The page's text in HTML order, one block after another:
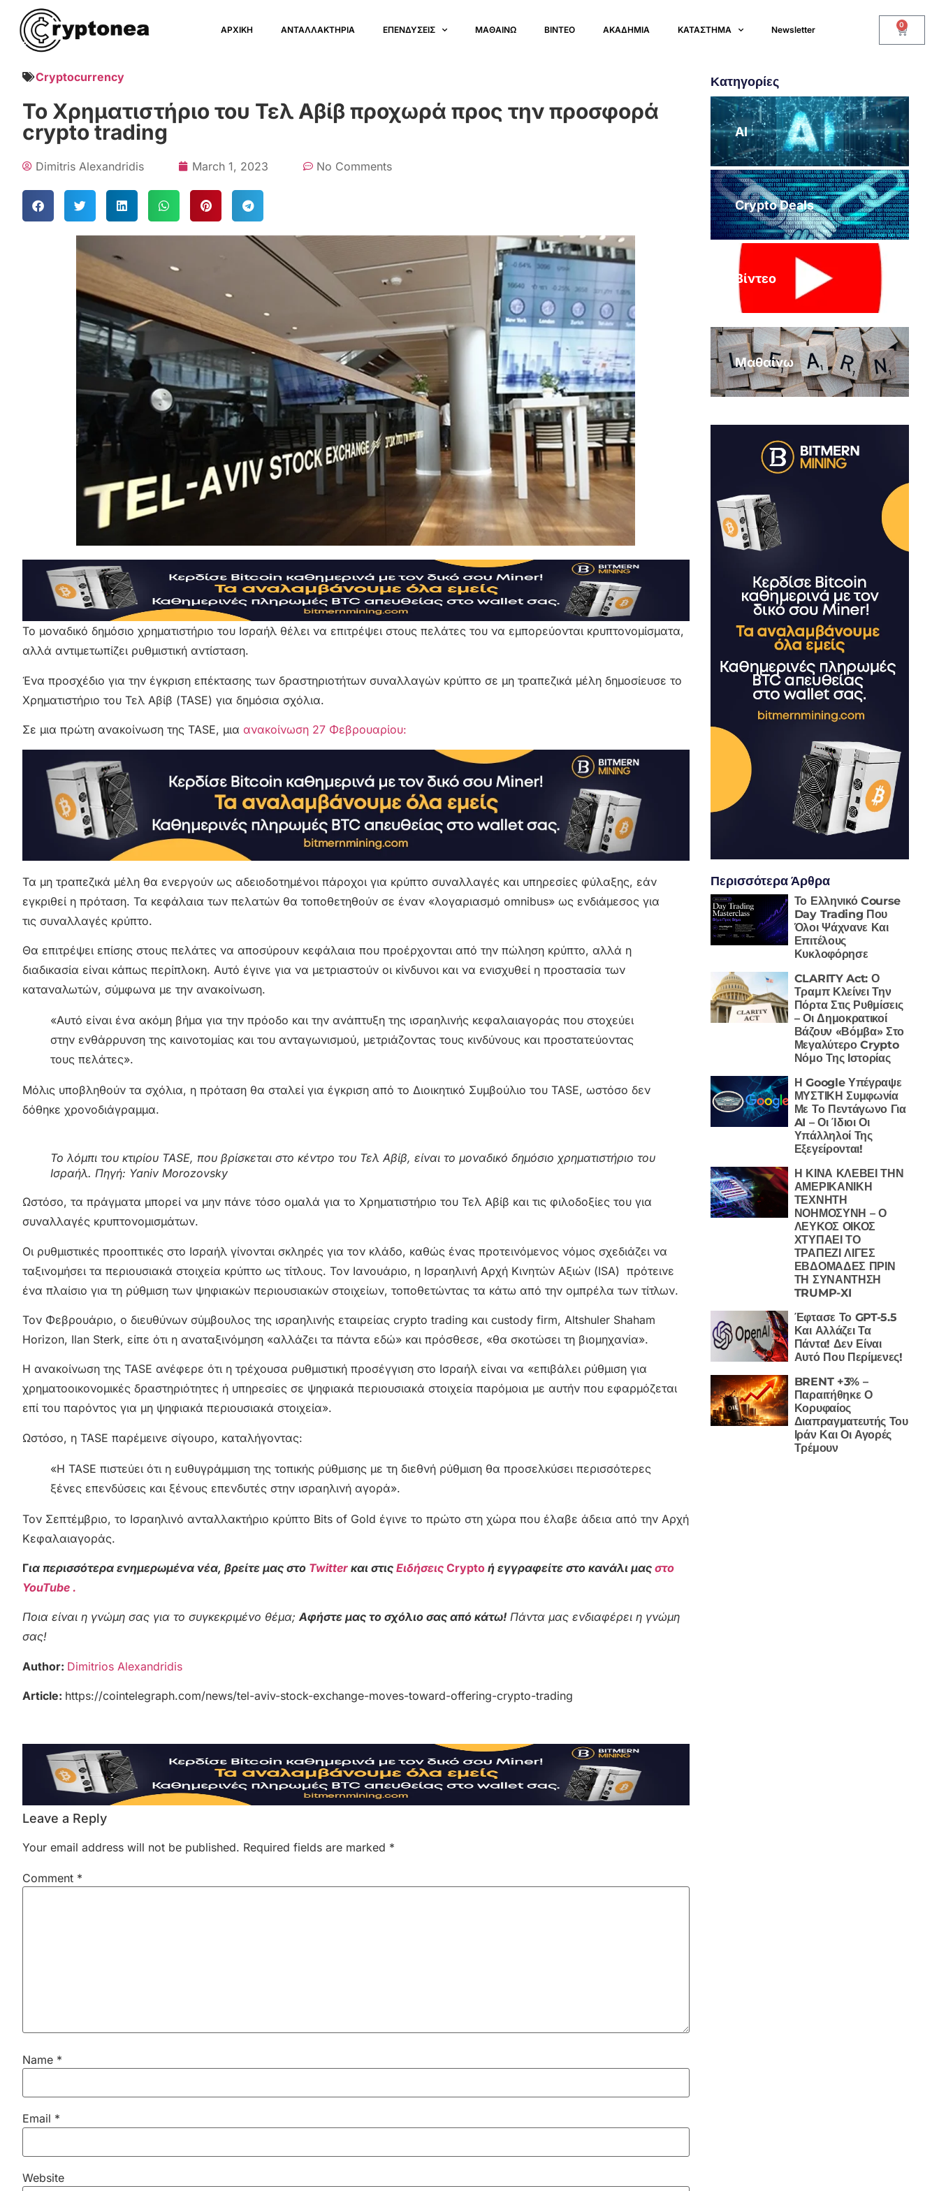
ΑΡΧΙΚΗ ΑΝΤΑΛΛΑΚΤΗΡΙΑ ΕΠΕΝΔΥΣΕΙΣ ΜΑΘΑΙΝΩ ΒΙΝΤΕΟ ΑΚΑΔΗΜΙΑ ΚΑΤΑΣΤΗΜΑ Newsletter 0
Cryptocurrency
Το Χρηματιστήριο του Τελ Αβίβ προχωρά προς την προσφορά
crypto trading
Dimitris Alexandridis March 1, 2023 No Comments
Το μοναδικό δημόσιο χρηματιστήριο του Ισραήλ θέλει να επιτρέψει στους πελάτες του να εμπορεύονται κρυπτονομίσματα,
αλλά αντιμετωπίζει ρυθμιστική αντίσταση.
Ένα προσχέδιο για την έγκριση επέκτασης των δραστηριοτήτων συναλλαγών κρύπτο σε μη τραπεζικά μέλη δημοσίευσε το
Χρηματιστήριο του Τελ Αβίβ (TASE) για δημόσια σχόλια.
Σε μια πρώτη ανακοίνωση της TASE, μια ανακοίνωση 27 Φεβρουαρίου:
Τα μη τραπεζικά μέλη θα ενεργούν ως αδειοδοτημένοι πάροχοι για κρύπτο συναλλαγές και υπηρεσίες φύλαξης, εάν
εγκριθεί η πρόταση. Τα κεφάλαια των πελατών θα τοποθετηθούν σε έναν «λογαριασμό omnibus» ως ενδιάμεσος για
τις συναλλαγές κρύπτο.
Θα επιτρέψει επίσης στους πελάτες να αποσύρουν κεφάλαια που προέρχονται από την πώληση κρύπτο, αλλά η
διαδικασία είναι κάπως περίπλοκη. Αυτό έγινε για να μετριαστούν οι κίνδυνοι και να ενισχυθεί η προστασία των
καταναλωτών, σύμφωνα με την ανακοίνωση.
«Αυτό είναι ένα ακόμη βήμα για την πρόοδο και την ανάπτυξη της ισραηλινής κεφαλαιαγοράς που στοχεύει
στην ενθάρρυνση της καινοτομίας και του ανταγωνισμού, μετριάζοντας τους κινδύνους και προστατεύοντας
τους πελάτες».
Μόλις υποβληθούν τα σχόλια, η πρόταση θα σταλεί για έγκριση από το Διοικητικό Συμβούλιο του TASE, ωστόσο δεν
δόθηκε χρονοδιάγραμμα.
Το λόμπι του κτιρίου TASE, που βρίσκεται στο κέντρο του Τελ Αβίβ, είναι το μοναδικό δημόσιο χρηματιστήριο του
Ισραήλ. Πηγή: Yaniv Morozovsky
Ωστόσο, τα πράγματα μπορεί να μην πάνε τόσο ομαλά για το Χρηματιστήριο του Τελ Αβίβ και τις φιλοδοξίες του για
συναλλαγές κρυπτονομισμάτων.
Οι ρυθμιστικές προοπτικές στο Ισραήλ γίνονται σκληρές για τον κλάδο, καθώς ένας προτεινόμενος νόμος σχεδιάζει να
ταξινομήσει τα περιουσιακά στοιχεία κρύπτο ως τίτλους. Τον Ιανουάριο, η Ισραηλινή Αρχή Κινητών Αξιών (ISA) πρότεινε
ένα πλαίσιο για τη ρύθμιση των ψηφιακών περιουσιακών στοιχείων, τοποθετώντας τα κάτω από την ομπρέλα των τίτλων.
Τον Φεβρουάριο, ο διευθύνων σύμβουλος της ισραηλινής εταιρείας crypto trading και custody firm, Altshuler Shaham
Horizon, Ilan Sterk, είπε ότι η αναταξινόμηση «αλλάζει τα πάντα εδώ» και πρόσθεσε, «θα σκοτώσει τη βιομηχανία».
Η ανακοίνωση της TASE ανέφερε ότι η τρέχουσα ρυθμιστική προσέγγιση στο Ισραήλ είναι να «επιβάλει ρύθμιση για
χρηματοοικονομικές δραστηριότητες ή υπηρεσίες σε ψηφιακά περιουσιακά στοιχεία παρόμοια με αυτήν που εφαρμόζεται
επί του παρόντος για μη ψηφιακά περιουσιακά στοιχεία».
Ωστόσο, η TASE παρέμεινε σίγουρο, καταλήγοντας:
«Η TASE πιστεύει ότι η ευθυγράμμιση της τοπικής ρύθμισης με τη διεθνή ρύθμιση θα προσελκύσει περισσότερες
ξένες επενδύσεις και ξένους επενδυτές στην ισραηλινή αγορά».
Τον Σεπτέμβριο, το Ισραηλινό ανταλλακτήριο κρύπτο Bits of Gold έγινε το πρώτο στη χώρα που έλαβε άδεια από την Αρχή
Κεφαλαιαγοράς.
Για περισσότερα ενημερωμένα νέα, βρείτε μας στο Twitter και στις Ειδήσεις Crypto ή εγγραφείτε στο κανάλι μας στο
YouTube .
Ποια είναι η γνώμη σας για το συγκεκριμένο θέμα;Αφήστε μας το σχόλιο σας από κάτω! Πάντα μας ενδιαφέρει η γνώμη
σας!
Author: Dimitrios Alexandridis
Article: https://cointelegraph.com/news/tel-aviv-stock-exchange-moves-toward-offering-crypto-trading
Leave a Reply
Your email address will not be published. Required fields are marked *
Comment *
Name *
Email *
Website
Κατηγορίες
AI
Crypto Deals
Βίντεο
Μαθαίνω
Περισσότερα Άρθρα
Το Ελληνικό Course
Day Trading Που
Όλοι Ψάχνανε Και
Επιτέλους
Κυκλοφόρησε
CLARITY Act: Ο
Τραμπ Κλείνει Την
Πόρτα Στις Ρυθμίσεις
– Οι Δημοκρατικοί
Βάζουν «Βόμβα» Στο
Μεγαλύτερο Crypto
Νόμο Της Ιστορίας
Η Google Υπέγραψε
ΜΥΣΤΙΚΗ Συμφωνία
Με Το Πεντάγωνο Για
AI – Οι Ίδιοι Οι
Υπάλληλοί Της
Εξεγείρονται!
Η ΚΙΝΑ ΚΛΕΒΕΙ ΤΗΝ
ΑΜΕΡΙΚΑΝΙΚΗ
ΤΕΧΝΗΤΗ
ΝΟΗΜΟΣΥΝΗ – Ο
ΛΕΥΚΟΣ ΟΙΚΟΣ
ΧΤΥΠΑΕΙ ΤΟ
ΤΡΑΠΕΖΙ ΛΙΓΕΣ
ΕΒΔΟΜΑΔΕΣ ΠΡΙΝ
ΤΗ ΣΥΝΑΝΤΗΣΗ
TRUMP-XI
Έφτασε Το GPT-5.5
Και Αλλάζει Τα
Πάντα! Δεν Είναι
Αυτό Που Περίμενες!
BRENT +3% –
Παραιτήθηκε Ο
Κορυφαίος
Διαπραγματευτής Του
Ιράν Και Οι Αγορές
Τρέμουν